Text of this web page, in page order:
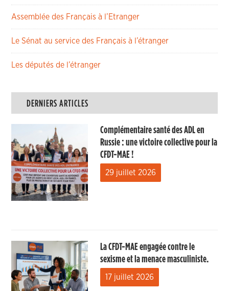
Assemblée des Français à l’Etranger
Le Sénat au service des Français à l’étranger
Les députés de l’étranger
DERNIERS ARTICLES
Complémentaire santé des ADL en
Russie : une victoire collective pour la
CFDT-MAE !
29 juillet 2026
La CFDT-MAE engagée contre le
sexisme et la menace masculiniste.
17 juillet 2026